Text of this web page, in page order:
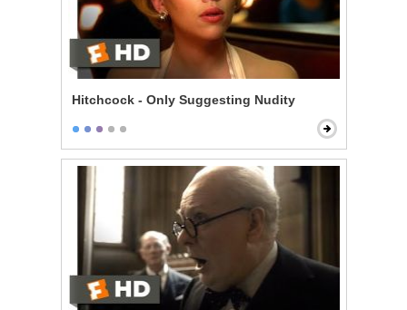
Hitchcock - Only Suggesting Nudity